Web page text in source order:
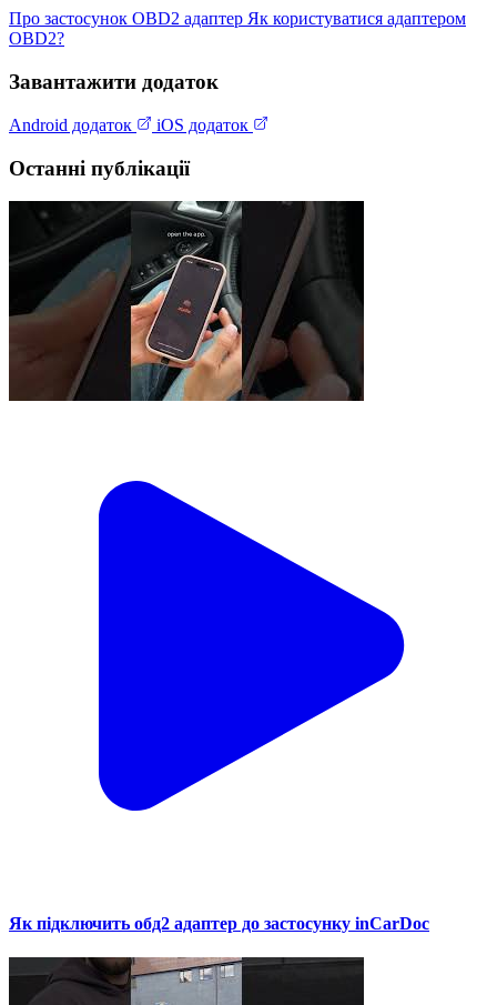
Про застосунок OBD2 адаптер Як користуватися адаптером
OBD2?
Завантажити додаток
Android додаток iOS додаток
Останні публікації
Як підключить обд2 адаптер до застосунку inCarDoc